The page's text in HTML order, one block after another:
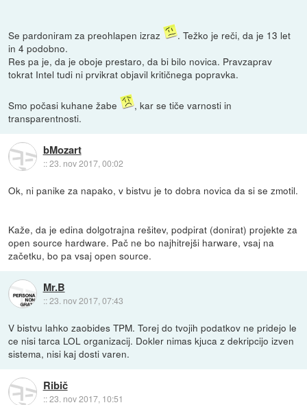
Se pardoniram za preohlapen izraz
. Težko je reči, da je 13 let
in 4 podobno.
Res pa je, da je oboje prestaro, da bi bilo novica. Pravzaprav
tokrat Intel tudi ni prvikrat objavil kritičnega popravka.
Smo počasi kuhane žabe
, kar se tiče varnosti in
transparentnosti.
bMozart
::23. nov 2017, 00:02
Ok, ni panike za napako, v bistvu je to dobra novica da si se zmotil.
Kaže, da je edina dolgotrajna rešitev, podpirat (donirat) projekte za
open source hardware. Pač ne bo najhitrejši harware, vsaj na
začetku, bo pa vsaj open source.
Mr.B
::23. nov 2017, 07:43
V bistvu lahko zaobides TPM. Torej do tvojih podatkov ne pridejo le
ce nisi tarca LOL organizacij. Dokler nimas kjuca z dekripcijo izven
sistema, nisi kaj dosti varen.
Ribič
::23. nov 2017, 10:51